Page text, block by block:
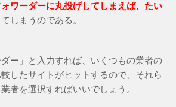
ォワーダーに丸投げしてしまえば、たい
てしまうのである。
ー」と入力すれば、いくつもの業者の
したサイトがヒットするので、それら
者を選択すればいいでしょう。